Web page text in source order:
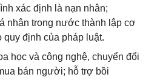
xác định là nạn nhân;
nhân trong nước thành lập cơ
định của pháp luật.
học và công nghệ, chuyển đổi
bán người; hỗ trợ bồi